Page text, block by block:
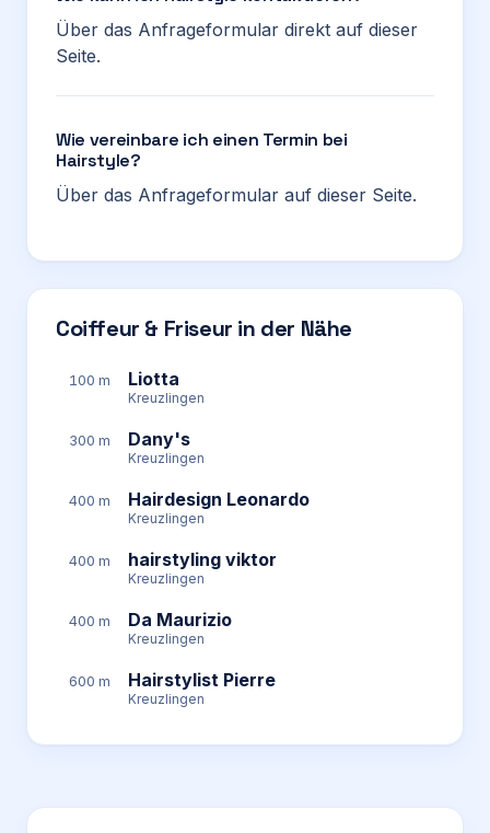
Über das Anfrageformular direkt auf dieser
Seite.
Wie vereinbare ich einen Termin bei
Hairstyle?
Über das Anfrageformular auf dieser Seite.
Coiffeur & Friseur in der Nähe
100 m Liotta
Kreuzlingen
300 m Dany's
Kreuzlingen
400 m Hairdesign Leonardo
Kreuzlingen
400 m hairstyling viktor
Kreuzlingen
400 m Da Maurizio
Kreuzlingen
600 m Hairstylist Pierre
Kreuzlingen